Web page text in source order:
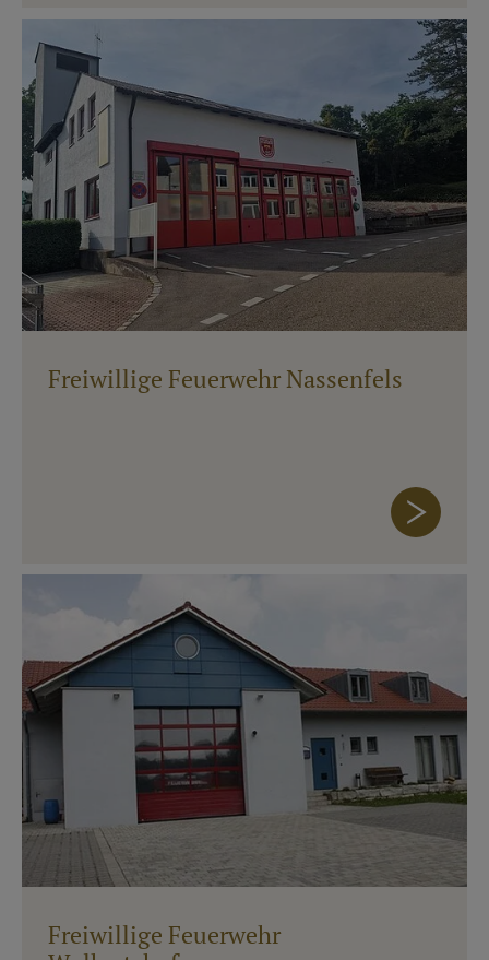
Freiwillige Feuerwehr Nassenfels
Freiwillige Feuerwehr